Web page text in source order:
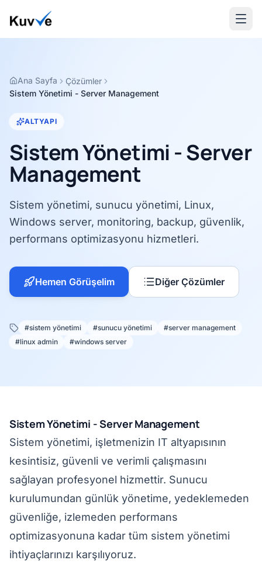
Ana Sayfa
Çözümler
Sistem Yönetimi - Server Management
ALTYAPI
Sistem Yönetimi - Server
Management
Sistem yönetimi, sunucu yönetimi, Linux,
Windows server, monitoring, backup, güvenlik,
performans optimizasyonu hizmetleri.
Hemen Görüşelim Diğer Çözümler
#sistem yönetimi #sunucu yönetimi
#server management
#linux admin
#windows server
Sistem Yönetimi - Server Management
Sistem yönetimi, işletmenizin IT altyapısının
kesintisiz, güvenli ve verimli çalışmasını
sağlayan profesyonel hizmettir. Sunucu
kurulumundan günlük yönetime, yedeklemeden
güvenliğe, izlemeden performans
optimizasyonuna kadar tüm sistem yönetimi
ihtiyaçlarınızı karşılıyoruz.